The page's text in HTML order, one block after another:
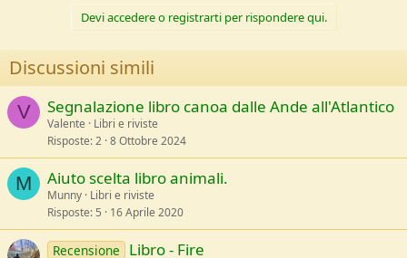
Devi accedere o registrarti per rispondere qui.
Discussioni simili
V Segnalazione libro canoa dalle Ande all'Atlantico
Valente
Libri e riviste
Risposte 2 8 Ottobre 2024
M Aiuto scelta libro animali.
Munny Libri e riviste
Risposte 5 16 Aprile 2020
Recensione Libro - Fire